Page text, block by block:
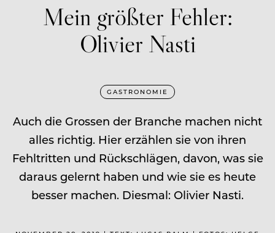
Mein größter Fehler:
Olivier Nasti
GASTRONOMIE
Auch die Grossen der Branche machen nicht
alles richtig. Hier erzählen sie von ihren
Fehltritten und Rückschlägen, davon, was sie
daraus gelernt haben und wie sie es heute
besser machen. Diesmal: Olivier Nasti.